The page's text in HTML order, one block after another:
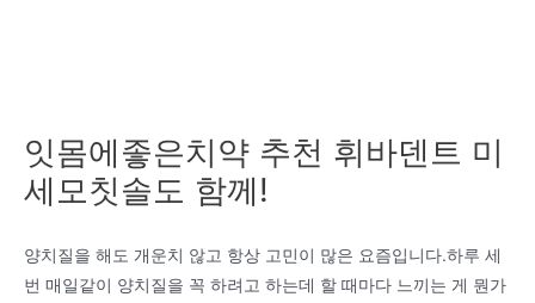
잇몸에좋은치약 추천 휘바덴트 미
세모칫솔도 함께!
양치질을 해도 개운치 않고 항상 고민이 많은 요즘입니다.하루 세
번 매일같이 양치질을 꼭 하려고 하는데 할 때마다 느끼는 게 뭔가